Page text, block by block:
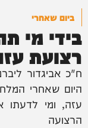
ביום שאחרי
בידי מי
רצועת
ח"כ אביגדור
היום שאחרי
עזה, ומי
הרצועה